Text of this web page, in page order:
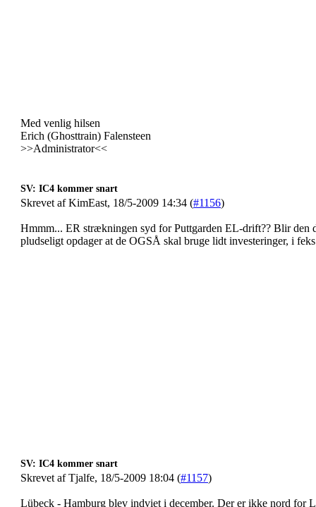
Med venlig hilsen
Erich (Ghosttrain) Falensteen
>>Administrator<<
SV: IC4 kommer snart
Skrevet af KimEast, 18/5-2009 14:34 (#1156)
Hmmm... ER strækningen syd for Puttgarden EL-drift?? Blir den
pludseligt opdager at de OGSÅ skal bruge lidt investeringer, i
SV: IC4 kommer snart
Skrevet af Tjalfe, 18/5-2009 18:04 (#1157)
Lübeck - Hamburg blev indviet i december. Der er ikke nord for